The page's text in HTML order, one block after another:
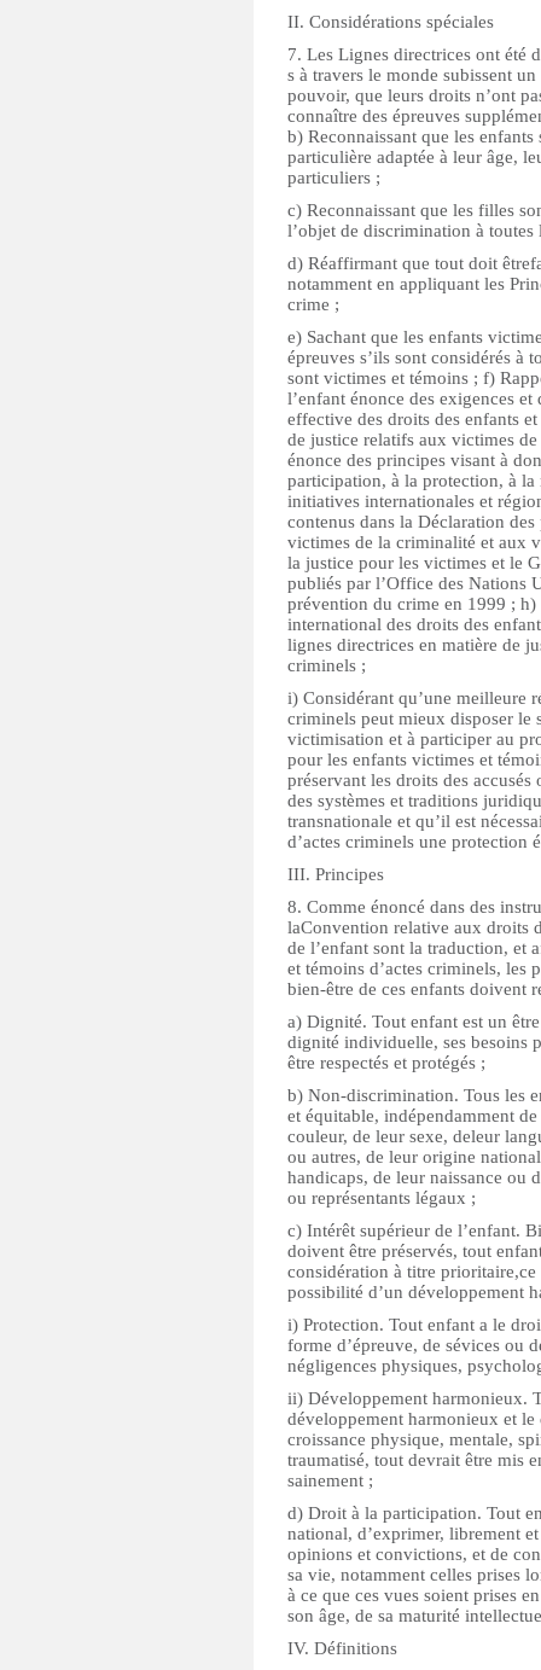
II. Considérations spéciales
7. Les Lignes directrices ont été
s à travers le monde subissent
pouvoir, que leurs droits n’ont
connaître des épreuves
b) Reconnaissant que les
particulière adaptée à leur âge,
particuliers ;
c) Reconnaissant que les filles
l’objet de discrimination à toutes
d) Réaffirmant que tout doit
notamment en appliquant les
crime ;
e) Sachant que les enfants
épreuves s’ils sont considérés à
sont victimes et témoins ; f)
l’enfant énonce des exigences
effective des droits des enfants
de justice relatifs aux victimes
énonce des principes visant à
participation, à la protection, à la
initiatives internationales et
contenus dans la Déclaration
victimes de la criminalité et aux
la justice pour les victimes et le
publiés par l’Office des Nations
prévention du crime en 1999 ;
international des droits des
lignes directrices en matière de
criminels ;
i) Considérant qu’une meilleure
criminels peut mieux disposer le
victimisation et à participer au
pour les enfants victimes et
préservant les droits des
des systèmes et traditions
transnationale et qu’il est
d’actes criminels une protection
III. Principes
8. Comme énoncé dans des
laConvention relative aux droits
de l’enfant sont la traduction, et
et témoins d’actes criminels, les
bien-être de ces enfants doivent
a) Dignité. Tout enfant est un
dignité individuelle, ses besoins
être respectés et protégés ;
b) Non-discrimination. Tous les
et équitable, indépendamment
couleur, de leur sexe, deleur
ou autres, de leur origine
handicaps, de leur naissance ou
ou représentants légaux ;
c) Intérêt supérieur de l’enfant.
doivent être préservés, tout
considération à titre
possibilité d’un développement
i) Protection. Tout enfant a le
forme d’épreuve, de sévices ou
négligences physiques,
ii) Développement harmonieux.
développement harmonieux et
croissance physique, mentale,
traumatisé, tout devrait être mis
sainement ;
d) Droit à la participation. Tout
national, d’exprimer, librement
opinions et convictions, et de
sa vie, notamment celles prises
à ce que ces vues soient prises
son âge, de sa maturité
IV. Définitions